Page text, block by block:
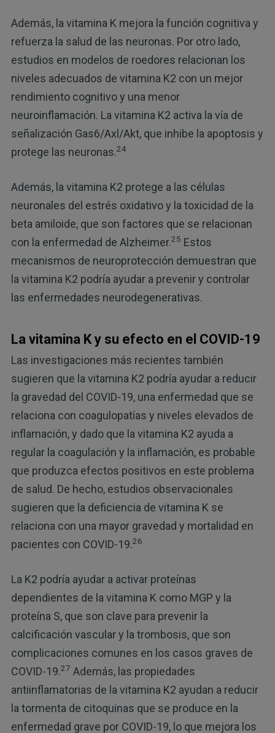
Además, la vitamina K mejora la función cognitiva y
refuerza la salud de las neuronas. Por otro lado,
estudios en modelos de roedores relacionan los
niveles adecuados de vitamina K2 con un mejor
rendimiento cognitivo y una menor
neuroinflamación. La vitamina K2 activa la vía de
señalización Gas6/Axl/Akt, que inhibe la apoptosis y
protege las neuronas.24
Además, la vitamina K2 protege a las células
neuronales del estrés oxidativo y la toxicidad de la
beta amiloide, que son factores que se relacionan
con la enfermedad de Alzheimer.25 Estos
mecanismos de neuroprotección demuestran que
la vitamina K2 podría ayudar a prevenir y controlar
las enfermedades neurodegenerativas.
La vitamina K y su efecto en el COVID-19
Las investigaciones más recientes también
sugieren que la vitamina K2 podría ayudar a reducir
la gravedad del COVID-19, una enfermedad que se
relaciona con coagulopatías y niveles elevados de
inflamación, y dado que la vitamina K2 ayuda a
regular la coagulación y la inflamación, es probable
que produzca efectos positivos en este problema
de salud. De hecho, estudios observacionales
sugieren que la deficiencia de vitamina K se
relaciona con una mayor gravedad y mortalidad en
pacientes con COVID-19.26
La K2 podría ayudar a activar proteínas
dependientes de la vitamina K como MGP y la
proteína S, que son clave para prevenir la
calcificación vascular y la trombosis, que son
complicaciones comunes en los casos graves de
COVID-19.27 Además, las propiedades
antiinflamatorias de la vitamina K2 ayudan a reducir
la tormenta de citoquinas que se produce en la
enfermedad grave por COVID-19, lo que mejora los